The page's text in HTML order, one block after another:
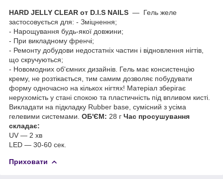
HARD JELLY CLEAR от D.I.S NAILS — Гель желе
застосовується для: - Зміцнення;
- Нарощування будь-якої довжини;
- При викладному френчі;
- Ремонту добудови недостатніх частин і відновлення нігтів,
що скручуються;
- Новомодних об'ємних дизайнів. Гель має консистенцію
крему, не розтікається, тим самим дозволяє побудувати
форму одночасно на кількох нігтях! Матеріал зберігає
нерухомість у стані спокою та пластичність під впливом кисті.
Викладати на підкладку Rubber base, сумісний з усіма
гелевими системами. ОБ'ЄМ: 28 г Час просушування
складає:
UV — 2 хв
LED — 30-60 сек.
Приховати